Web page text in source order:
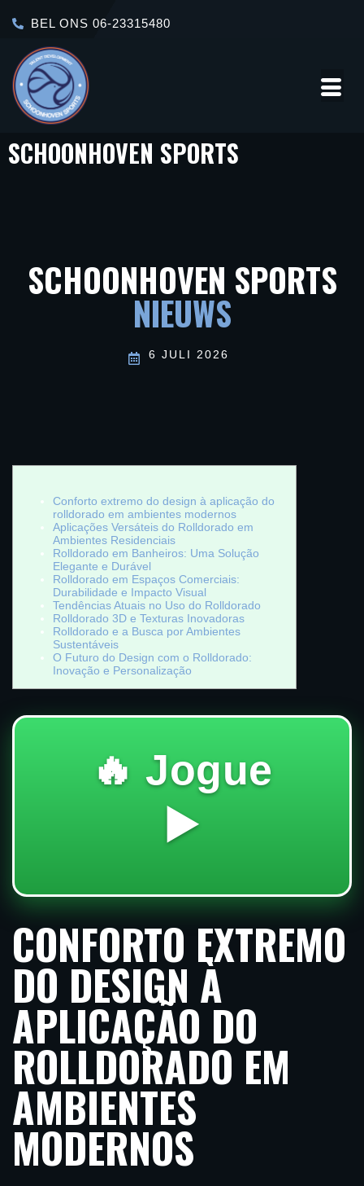
BEL ONS 06-23315480
Over
Ons
Contact
SCHOONHOVEN SPORTS
SCHOONHOVEN SPORTS
NIEUWS
6 JULI 2026
Conforto extremo do design à aplicação do
rolldorado em ambientes modernos
Aplicações Versáteis do Rolldorado em
Ambientes Residenciais
Rolldorado em Banheiros: Uma Solução
Elegante e Durável
Rolldorado em Espaços Comerciais:
Durabilidade e Impacto Visual
Tendências Atuais no Uso do Rolldorado
Rolldorado 3D e Texturas Inovadoras
Rolldorado e a Busca por Ambientes
Sustentáveis
O Futuro do Design com o Rolldorado:
Inovação e Personalização
🔥 Jogue
▶️
CONFORTO EXTREMO
DO DESIGN À
APLICAÇÃO DO
ROLLDORADO EM
AMBIENTES
MODERNOS